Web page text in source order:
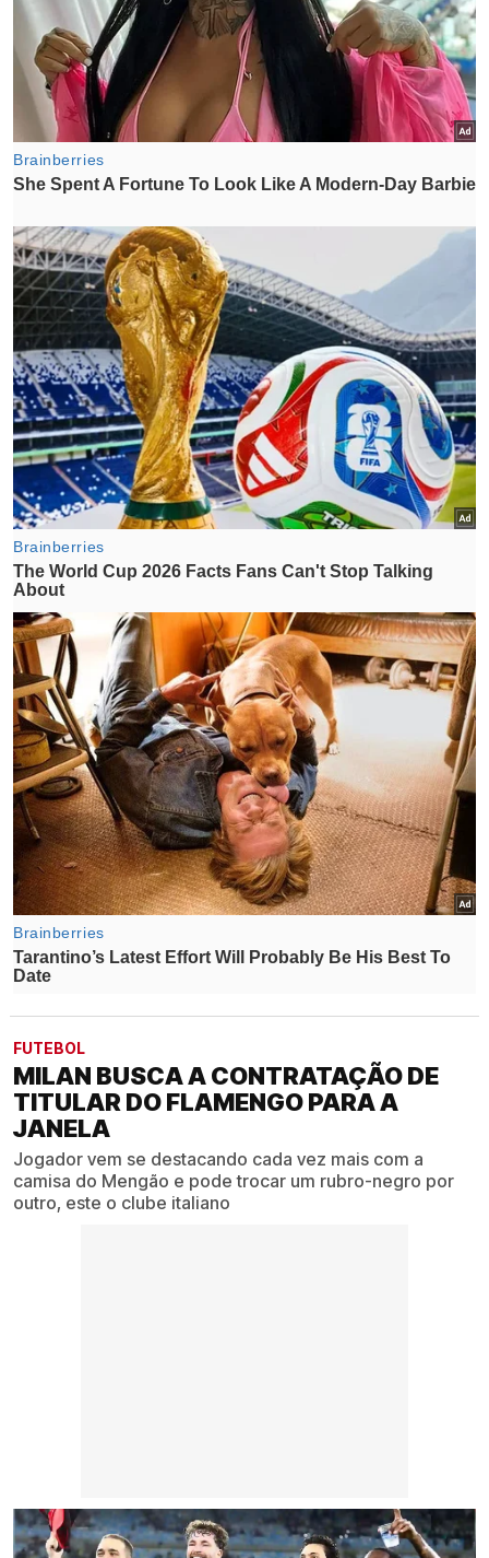
FUTEBOL
MILAN BUSCA A CONTRATAÇÃO DE
TITULAR DO FLAMENGO PARA A
JANELA
Jogador vem se destacando cada vez mais com a
camisa do Mengão e pode trocar um rubro-negro por
outro, este o clube italiano